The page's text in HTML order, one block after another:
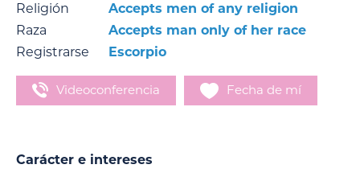
Religión
Accepts men of any religion
Raza
Accepts man only of her race
Registrarse
Escorpio
Videoconferencia Fecha de mí
Carácter e intereses